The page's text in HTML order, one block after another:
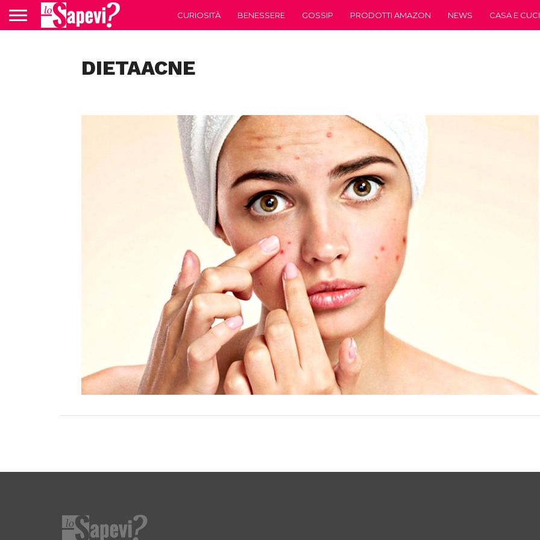
CURIOSITÀ BENESSERE GOSSIP PRODOTTI AMAZON NEWS CASA E
DIETAACNE